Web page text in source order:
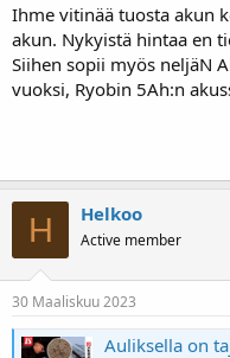
Ihme vitinää tuosta akun
akun. Nykyistä hintaa en
Siihen sopii myös neljäN
vuoksi, Ryobin 5Ah:n
H Helkoo
Active member
30 Maaliskuu 2023
Auliksella on tajuton